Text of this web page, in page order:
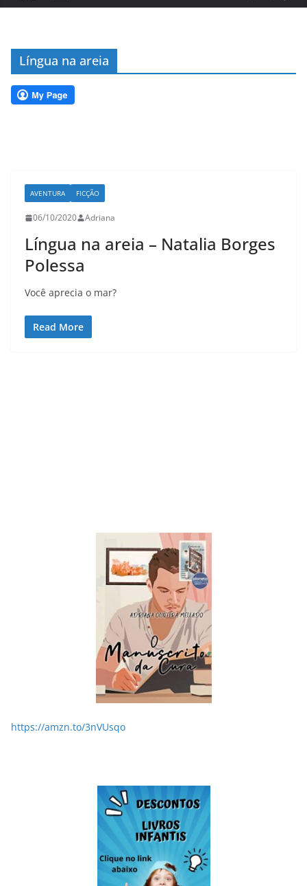
Língua na areia
AVENTURA FICÇÃO
06/10/2020 Adriana
Língua na areia – Natalia Borges
Polessa
Você aprecia o mar?
Read More
Dupla de inspiração: explorando dois livros de
Adriana
https://amzn.to/3nVUsqo